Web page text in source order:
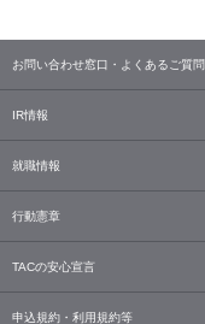
お問い合わせ窓口・よくあるご質問
IR情報
就職情報
行動憲章
TACの安心宣言
申込規約・利用規約等